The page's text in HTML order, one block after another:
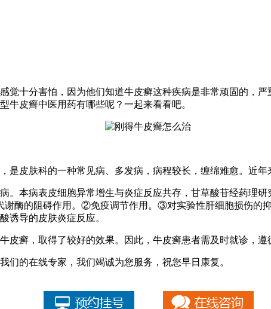
十分害怕，因为他们知道牛皮癣这种疾病是非常顽固的，严
牛皮癣中医用药有哪些呢？一起来看看吧。
皮肤科的一种常见病、多发病，病程较长，缠绵难愈。近年
本病表皮细胞异常增生与炎症反应共存，甘草酸苷经药理研
酶的阻碍作用。②免疫调节作用。③对实验性肝细胞损伤的
诱导的皮肤炎症反应。
癣，取得了较好的效果。因此，牛皮癣患者需及时就诊，遵
们的在线专家，我们竭诚为您服务，祝您早日康复。